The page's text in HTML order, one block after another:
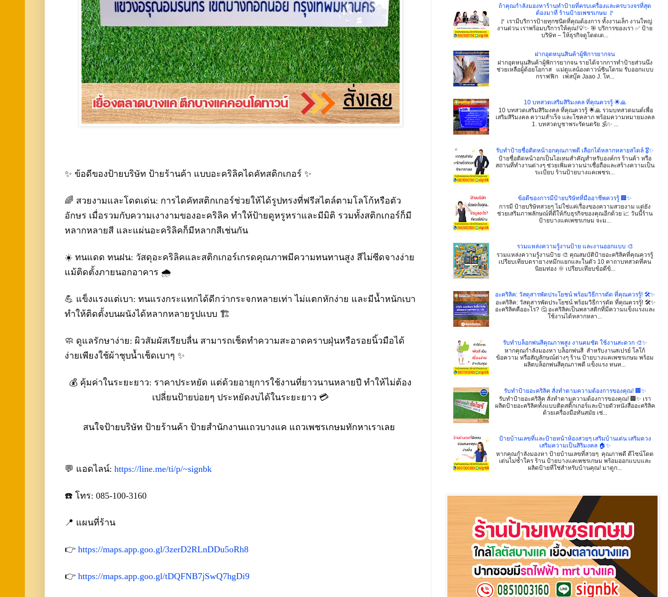
✨ ข้อดีของป้ายบริษัท ป้ายร้านค้า แบบอะคริลิคไดคัทสติกเกอร์ ✨
🌈 สวยงามและโดดเด่น: การไดคัทสติกเกอร์ช่วยให้ได้รูปทรงที่ฟรีสไตล์ตามโลโก้หรือตัว
อักษร เมื่อรวมกับความเงางามของอะคริลิค ทำให้ป้ายดูหรูหราและมีมิติ รวมทั้งสติกเกอร์ก็มี
หลากหลายสี และแผ่นอะคริลิคก็มีหลากสีเช่นกัน
☀️ ทนแดด ทนฝน: วัสดุอะคริลิคและสติกเกอร์เกรดคุณภาพมีความทนทานสูง สีไม่ซีดจางง่าย
แม้ติดตั้งภายนอกอาคาร 🌧️
💪 แข็งแรงแต่เบา: ทนแรงกระแทกได้ดีกว่ากระจกหลายเท่า ไม่แตกหักง่าย และมีน้ำหนักเบา
ทำให้ติดตั้งบนผนังได้หลากหลายรูปแบบ 🏗️
🧼 ดูแลรักษาง่าย: ผิวสัมผัสเรียบลื่น สามารถเช็ดทำความสะอาดคราบฝุ่นหรือรอยนิ้วมือได้
ง่ายเพียงใช้ผ้าชุบน้ำเช็ดเบาๆ ✨
💰 คุ้มค่าในระยะยาว: ราคาประหยัด แต่ด้วยอายุการใช้งานที่ยาวนานหลายปี ทำให้ไม่ต้อง
เปลี่ยนป้ายบ่อยๆ ประหยัดงบได้ในระยะยาว 💳
สนใจป้ายบริษัท ป้ายร้านค้า ป้ายสำนักงานแถวบางแค แถวเพชรเกษมทักหาเราเลย
💬 แอดไลน์: https://line.me/ti/p/~signbk
☎️ โทร: 085-100-3160
📍 แผนที่ร้าน
👉 https://maps.app.goo.gl/3zerD2RLnDDu5oRh8
👉 https://maps.app.goo.gl/tDQFNB7jSwQ7hgDi9
ถ้าคุณกำลังมองหาร้านทำป้ายที่ครบเครื่องและครบวงจรที่สุด
ต้องมาที่ ร้านป้ายเพชรเกษม 🚩
🚩 เรามีบริการป้ายทุกชนิดที่คุณต้องการ ทั้งงานเล็ก งานใหญ่
งานด่วน เราพร้อมบริการให้คุณ!💡✨ 🎯 บริการของเรา ✅ ป้าย
บริษัท – ให้ธุรกิจดูโดดเด...
ฝากอุดหนุนสินค้าผู้พิการยากจน
ฝากอุดหนุนสินค้าผู้พิการยากจน รายได้จากการทำป้ายส่วนนึง
ช่วยเหลือผู้ด้อยโอกาส แม่ดูแลน้องดาวน์ซินโดรม รับออกแบบ
กราฟฟิก เฟสบุ๊ค Jaao J. โท...
10 บทสวดเสริมสิริมงคล ที่คุณควรรู้ 🌟🙏
10 บทสวดเสริมสิริมงคล ที่คุณควรรู้ 🌟🙏 รวมบทสวดมนต์เพื่อ
เสริมสิริมงคล ความสำเร็จ และโชคลาภ พร้อมความหมายมงคล
1. บทสวดบูชาพระรัตนตรัย 🕉️✨ ...
รับทำป้ายชื่อติดหน้าอกคุณภาพดี เลือกได้หลากหลายสไตล์ 🎖️✨
ป้ายชื่อติดหน้าอกเป็นไอเทมสำคัญสำหรับองค์กร ร้านค้า หรือ
สถานที่ทำงานต่างๆ ช่วยเพิ่มความน่าเชื่อถือและสร้างความเป็น
ระเบียบ ร้านป้ายบางแคเพชรเ...
ข้อดีของการมีป้ายบริษัทที่มืออาชีพควรรู้ 🏢✨
การมี ป้ายบริษัทสวยๆ ไม่ใช่แค่เรื่องของความสวยงาม แต่ยัง
ช่วยเสริมภาพลักษณ์ที่ดีให้กับธุรกิจของคุณอีกด้วย 📈 วันนี้ร้าน
ป้ายบางแคเพชรเกษม จะม...
รวมแหล่งความรู้งานป้าย และงานออกแบบ 🎨
รวมแหล่งความรู้งานป้าย 🎨 คุณสมบัติป้ายอะคริลิคที่คุณควรรู้
เปรียบเทียบตรายางหมึกแยกและในตัว 10 คาถาบทสวดที่คน
นิยมท่อง 🌞 เปรียบเทียบข้อดีข้...
อะคริลิค: วัสดุสารพัดประโยชน์ พร้อมวิธีการตัด ที่คุณควรรู้! 🛠️✨
อะคริลิค: วัสดุสารพัดประโยชน์ พร้อมวิธีการตัด ที่คุณควรรู้! 🛠️✨
อะคริลิคคืออะไร? 🤔 อะคริลิคเป็นพลาสติกที่มีความแข็งแรงและ
ใช้งานได้หลากหลา...
รับทำบล็อกพ่นสีคุณภาพสูง งานคมชัด ใช้งานสะดวก 🎨✨
หากคุณกำลังมองหา บล็อกพ่นสี สำหรับงานสเปรย์ โลโก้
ข้อความ หรือสัญลักษณ์ต่างๆ ร้าน ป้ายบางแคเพชรเกษม พร้อม
ผลิตบล็อกพ่นสีคุณภาพดี แข็งแรง ทนท...
รับทำป้ายอะคริลิค สั่งทำตามความต้องการของคุณ! 🏢✨
รับทำป้ายอะคริลิค สั่งทำตามความต้องการของคุณ! 🏢✨ เรา
ผลิตป้ายอะคริลิคทั้งแบบติดสติ๊กเกอร์และป้ายตัวหนังสืออะคริลิค
ด้วยเครื่องมือทันสมัย เช่...
ป้ายบ้านเลขที่และป้ายหน้าห้องสวยๆ เสริมบ้านเด่น เสริมดวง
เสริมความเป็นสิริมงคล 🏠✨
หากคุณกำลังมองหา ป้ายบ้านเลขที่สวยๆ คุณภาพดี ดีไซน์โดด
เด่นไม่ซ้ำใคร ร้าน ป้ายบางแคเพชรเกษม พร้อมออกแบบและ
ผลิตป้ายที่ใช่สำหรับบ้านคุณ! มาดูก...